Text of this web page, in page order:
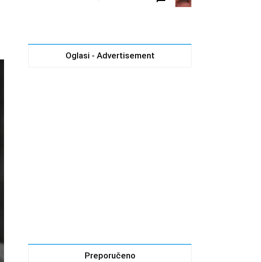
Oglasi - Advertisement
Preporučeno